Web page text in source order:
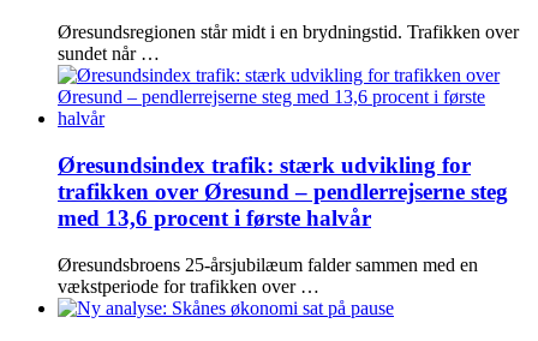
Øresundsregionen står midt i en brydningstid. Trafikken over
sundet når …
Øresundsindex trafik: stærk udvikling for
trafikken over Øresund – pendlerrejserne steg
med 13,6 procent i første halvår
Øresundsbroens 25-årsjubilæum falder sammen med en
vækstperiode for trafikken over …